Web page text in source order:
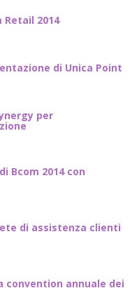
Retail 2014
di Unica Point
per
Bcom 2014 con
di assistenza clienti
convention annuale dei